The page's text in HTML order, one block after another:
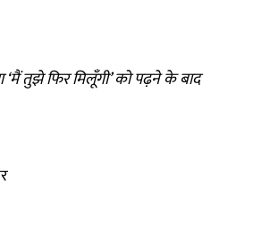
‘मैं तुझे फिर मिलूँगी’ को पढ़ने के बाद